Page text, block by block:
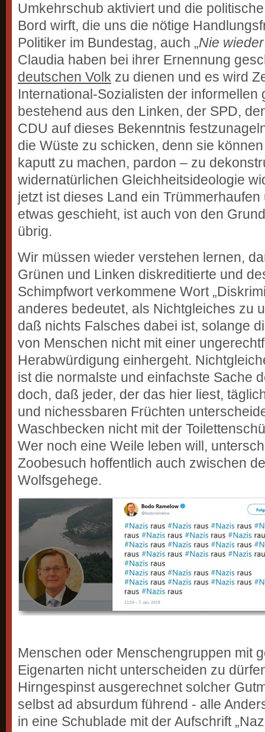
Umkehrschub aktiviert und die
Bord wirft, die uns die nötige
Politiker im Bundestag, auch „Nie
Claudia haben bei ihrer Ernennung
deutschen Volk zu dienen und es wird
International-Sozialisten der informellen
bestehend aus den Linken, der SPD,
CDU auf dieses Bekenntnis
die Wüste zu schicken, denn sie
kaputt zu machen, pardon – zu
widernatürlichen Gleichheitsideologie
jetzt ist dieses Land ein
etwas geschieht, ist auch von den
übrig.
Wir müssen wieder verstehen lernen,
Grünen und Linken diskreditierte und
Schimpfwort verkommene Wort
anderes bedeutet, als Nichtgleiches zu
daß nichts Falsches dabei ist, solange
von Menschen nicht mit einer
Herabwürdigung einhergeht.
ist die normalste und einfachste Sache
doch, daß jeder, der das hier liest,
und nichessbaren Früchten
Waschbecken nicht mit der
Wer noch eine Weile leben will,
Zoobesuch hoffentlich auch zwischen
Wolfsgehege.
Menschen oder Menschengruppen mit
Eigenarten nicht unterscheiden zu
Hirngespinst ausgerechnet solcher
selbst ad absurdum führend - alle
in eine Schublade mit der Aufschrift